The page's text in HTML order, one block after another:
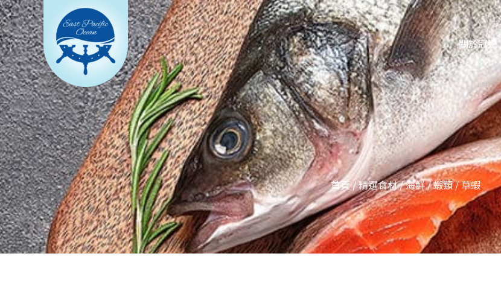
跳
至
主
要
內
容
關於冠達
首頁/精選食材/海鮮/蝦類/草蝦